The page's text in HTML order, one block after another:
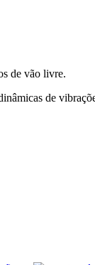
de vão livre.
de